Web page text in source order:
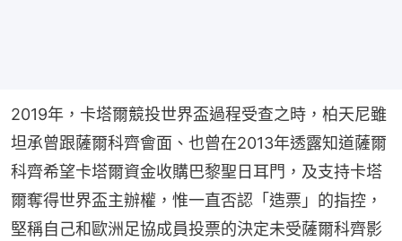
2019年，卡塔爾競投世界盃過程受查之時，柏天尼雖
坦承曾跟薩爾科齊會面、也曾在2013年透露知道薩爾
科齊希望卡塔爾資金收購巴黎聖日耳門，及支持卡塔
爾奪得世界盃主辦權，惟一直否認「造票」的指控，
堅稱自己和歐洲足協成員投票的決定未受薩爾科齊影